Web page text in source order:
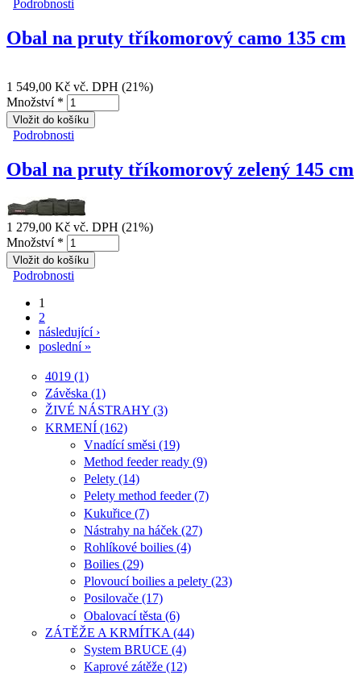
Podrobnosti
Obal na pruty tříkomorový camo 135 cm
1 549,00 Kč vč. DPH (21%)
Množství *
Podrobnosti
Obal na pruty tříkomorový zelený 145 cm
1 279,00 Kč vč. DPH (21%)
Množství *
Podrobnosti
Stránky
1
2
následující ›
poslední »
4019 (1)
Závěska (1)
ŽIVÉ NÁSTRAHY (3)
KRMENÍ (162)
Vnadící směsi (19)
Method feeder ready (9)
Pelety (14)
Pelety method feeder (7)
Kukuřice (7)
Nástrahy na háček (27)
Rohlíkové boilies (4)
Boilies (29)
Plovoucí boilies a pelety (23)
Posilovače (17)
Obalovací těsta (6)
ZÁTĚŽE A KRMÍTKA (44)
System BRUCE (4)
Kaprové zátěže (12)